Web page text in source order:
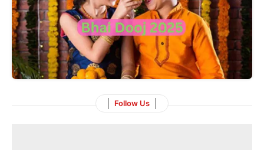
Follow Us